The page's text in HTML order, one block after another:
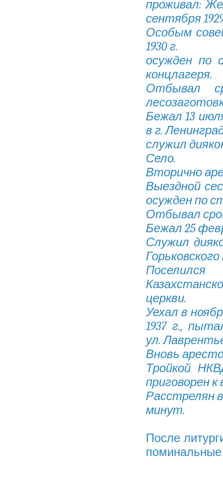
проживал:
сентября
Особым
1930 г.
осужден по
концлагеря.
Отбывал
Бежал 13
в г.
служил
Село.
Вторично
Выездной
осужден по
Отбывал
Бежал 25
Служил
Горьковского
церкви.
Уехал в
1937 г.,
ул.
Вновь
Тройкой
приговорен
Расстрелян в
минут.
После
поминальные